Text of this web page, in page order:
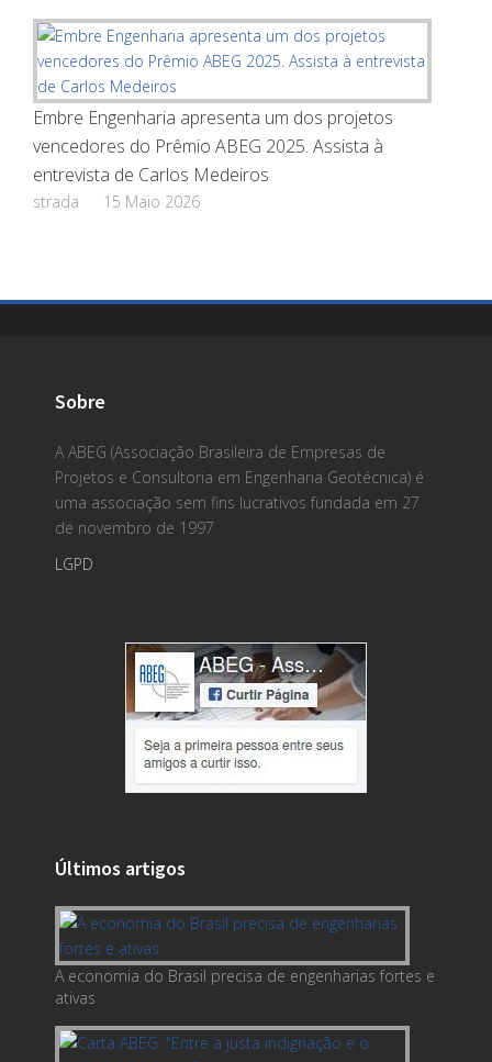
Embre Engenharia apresenta um dos projetos
vencedores do Prêmio ABEG 2025. Assista à
entrevista de Carlos Medeiros
strada 15 Maio 2026
Sobre
A ABEG (Associação Brasileira de Empresas de
Projetos e Consultoria em Engenharia Geotécnica) é
uma associação sem fins lucrativos fundada em 27
de novembro de 1997
LGPD
Últimos artigos
A economia do Brasil precisa de engenharias fortes e
ativas